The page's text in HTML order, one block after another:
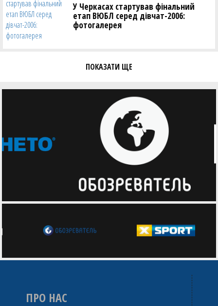
У Черкасах стартував фінальний
етап ВЮБЛ серед дівчат-2006:
фотогалерея
ПОКАЗАТИ ЩЕ
ПРО НАС